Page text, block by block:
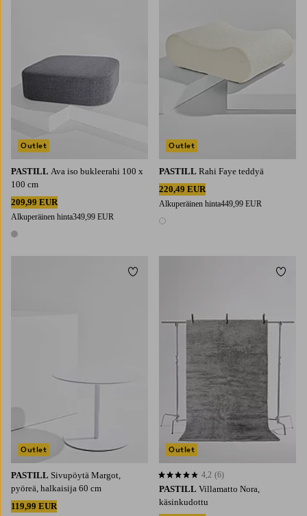
PASTILL Ava iso bukleerahi 100 x
100 cm
209,99 EUR
Alkuperäinen hinta349,99 EUR
1 väri
Outlet
PASTILL Rahi Faye teddyä
220,49 EUR
Alkuperäinen hinta449,99 EUR
1 väri
Outlet
PASTILL Sivupöytä Margot,
pyöreä, halkaisija 60 cm
119,99 EUR
Outlet
Lisää suosikkeihin
PASTILL Villamatto Nora,
käsinkudottu
4,2 perustuen 6 arvosanaan
4,2 (6)
Outlet
Lisää